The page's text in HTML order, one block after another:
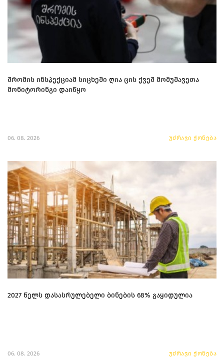
შრომის ინსპექციამ სიცხეში ღია ცის ქვეშ მომუშავეთა
მონიტორინგი დაიწყო
06. 08. 2026 უძრავი ქონება
2027 წელს დასასრულებელი ბინების 68% გაყიდულია
06. 08. 2026 უძრავი ქონება